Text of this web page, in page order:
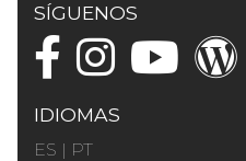
SÍGUENOS
IDIOMAS
ES | PT